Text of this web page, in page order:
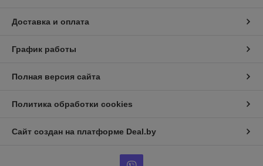
Доставка и оплата
График работы
Полная версия сайта
Политика обработки cookies
Сайт создан на платформе Deal.by